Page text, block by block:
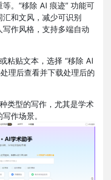
。“移除 AI 痕迹” 功能可
和文风，减少可识别
作风格，支持多端自动
粘贴文本，选择 “移除 AI
理后查看并下载处理后的
类型的写作，尤其是学术
作场景。